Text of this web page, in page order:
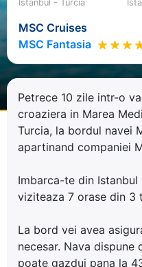
Istanbul - Turcia
MSC Cruises
MSC Fantasia
Petrece 10 zile intr-o
croaziera in Marea
Turcia, la bordul navei
apartinand companiei
Imbarca-te din
viziteaza 7 orase din 3
La bord vei avea
necesar. Nava dispune
poate gazdui pana la